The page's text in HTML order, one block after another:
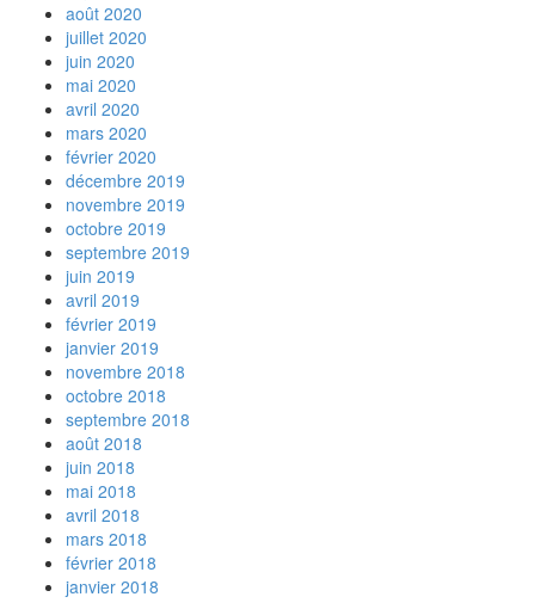
août 2020
juillet 2020
juin 2020
mai 2020
avril 2020
mars 2020
février 2020
décembre 2019
novembre 2019
octobre 2019
septembre 2019
juin 2019
avril 2019
février 2019
janvier 2019
novembre 2018
octobre 2018
septembre 2018
août 2018
juin 2018
mai 2018
avril 2018
mars 2018
février 2018
janvier 2018